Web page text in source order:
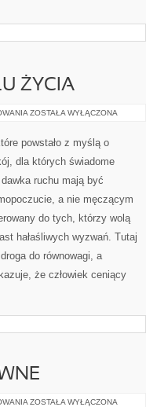
ŻYCIA
MINIMALIZM
STYLU
ŻYCIA
ZOSTAŁA WYŁĄCZONA
powstało z myślą o
dla których świadome
ruchu mają być
a nie męczącym
do tych, którzy wolą
hałaśliwych wyzwań. Tutaj
do równowagi, a
że człowiek ceniący
OWOCE
ZOSTAŁA WYŁĄCZONA